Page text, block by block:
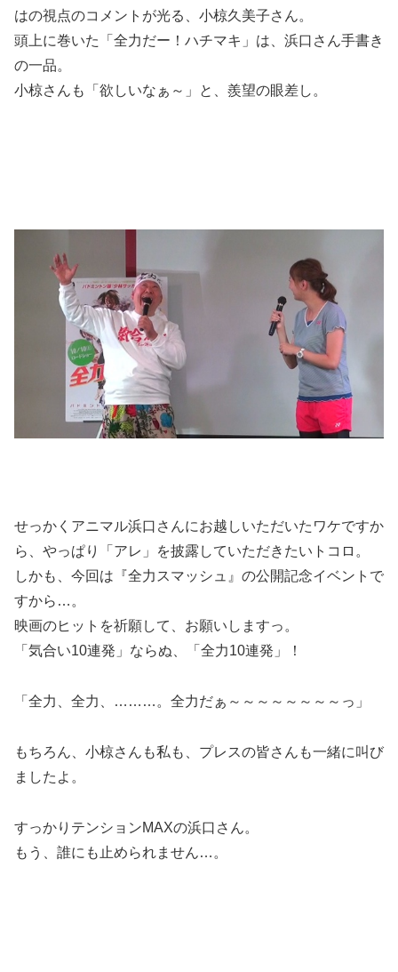
はの視点のコメントが光る、小椋久美子さん。
頭上に巻いた「全力だー！ハチマキ」は、浜口さん手書き
の一品。
小椋さんも「欲しいなぁ～」と、羨望の眼差し。
せっかくアニマル浜口さんにお越しいただいたワケですか
ら、やっぱり「アレ」を披露していただきたいトコロ。
しかも、今回は『全力スマッシュ』の公開記念イベントで
すから…。
映画のヒットを祈願して、お願いしますっ。
「気合い10連発」ならぬ、「全力10連発」！
「全力、全力、………。全力だぁ～～～～～～～～っ」
もちろん、小椋さんも私も、プレスの皆さんも一緒に叫び
ましたよ。
すっかりテンションMAXの浜口さん。
もう、誰にも止められません…。